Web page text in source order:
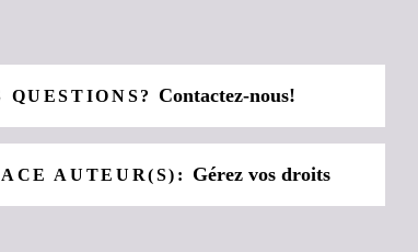
QUESTIONS?Contactez-nous!
AUTEUR(S): Gérez vos droits